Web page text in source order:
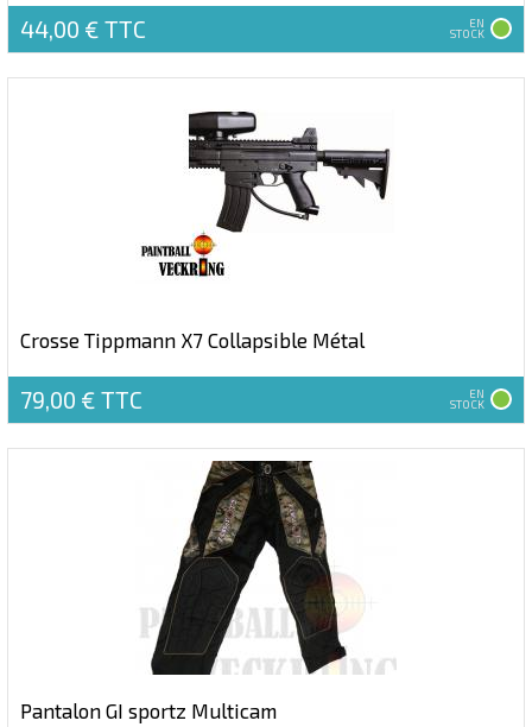
44,00 € TTC EN
STOCK
Crosse Tippmann X7 Collapsible Métal
79,00 € TTC EN
STOCK
Pantalon GI sportz Multicam